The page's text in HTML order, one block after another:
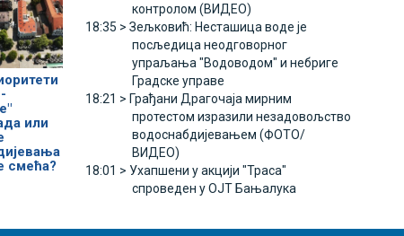
или
смећа?
контролом (ВИДЕО)
18:35 > Зељковић: Несташица воде је
посљедица неодговорног
упраљања "Водоводом" и небриге
Градске управе
18:21 > Грађани Драгочаја мирним
протестом изразили незадовољство
водоснабдијевањем (ФОТО/
ВИДЕО)
18:01 > Ухапшени у акцији "Траса"
спроведен у ОЈТ Бањалука